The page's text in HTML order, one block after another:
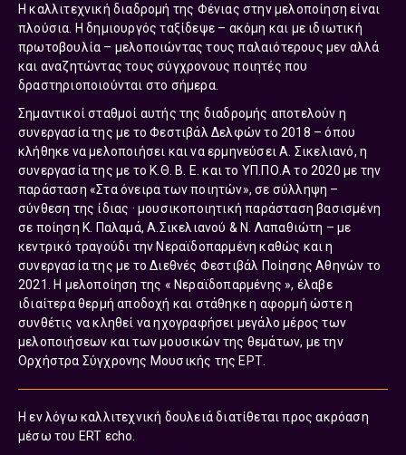
Η καλλιτεχνική διαδρομή της Φένιας στην μελοποίηση είναι
πλούσια. Η δημιουργός ταξίδεψε – ακόμη και με ιδιωτική
πρωτοβουλία – μελοποιώντας τους παλαιότερους μεν αλλά
και αναζητώντας τους σύγχρονους ποιητές που
δραστηριοποιούνται στο σήμερα.
Σημαντικοί σταθμοί αυτής της διαδρομής αποτελούν η
συνεργασία της με το Φεστιβάλ Δελφών το 2018 – όπου
κλήθηκε να μελοποιήσει και να ερμηνεύσει Α. Σικελιανό, η
συνεργασία της με το Κ.Θ. Β. Ε. και το ΥΠ.ΠΟ.Α το 2020 με την
παράσταση «Στα όνειρα των ποιητών», σε σύλληψη –
σύνθεση της ίδιας · μουσικοποιητική παράσταση βασισμένη
σε ποίηση Κ. Παλαμά, Α.Σικελιανού & Ν. Λαπαθιώτη – με
κεντρικό τραγούδι την Νεραϊδοπαρμένη καθώς και η
συνεργασία της με το Διεθνές Φεστιβάλ Ποίησης Αθηνών το
2021. Η μελοποίηση της « Νεραϊδοπαρμένης », έλαβε
ιδιαίτερα θερμή αποδοχή και στάθηκε η αφορμή ώστε η
συνθέτις να κληθεί να ηχογραφήσει μεγάλο μέρος των
μελοποιήσεων και των μουσικών της θεμάτων, με την
Ορχήστρα Σύγχρονης Μουσικής της ΕΡΤ.
Η εν λόγω καλλιτεχνική δουλειά διατίθεται προς ακρόαση
μέσω του ERT εcho.